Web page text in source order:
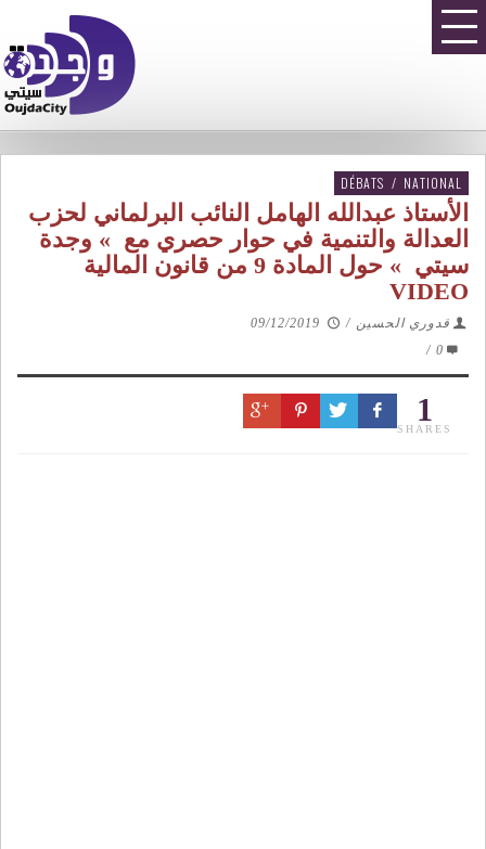
DÉBATS / NATIONAL
الأستاذ عبدالله الهامل النائب البرلماني لحزب
العدالة والتنمية في حوار حصري مع » وجدة
سيتي » حول المادة 9 من قانون المالية
VIDEO
قدوري الحسين /
09/12/2019
0
/
1
SHARES